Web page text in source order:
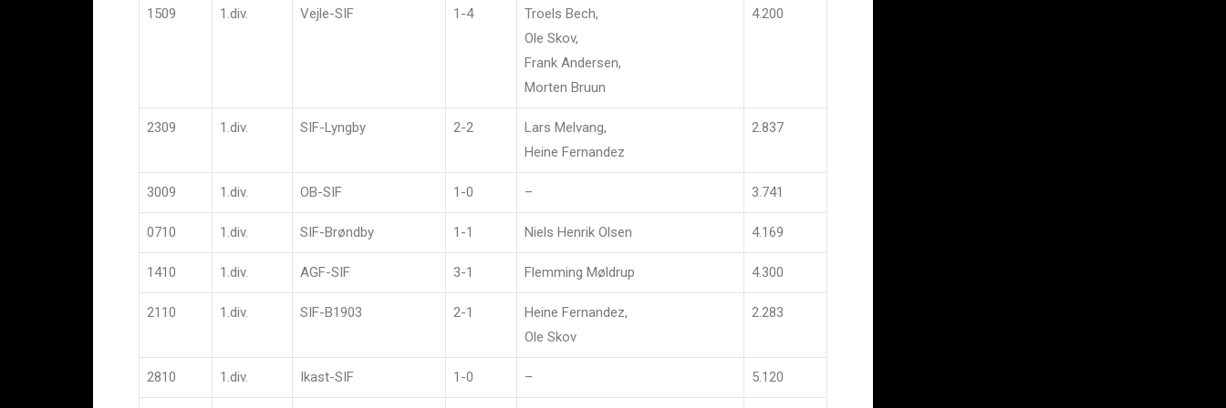
1509 1.div. Vejle-SIF 1-4
Troels Bech,
Ole Skov,
Frank Andersen,
Morten Bruun
4.200
2309 1.div. SIF-Lyngby 2-2
Lars Melvang,
Heine Fernandez
2.837
3009 1.div. OB-SIF 1-0 – 3.741
0710 1.div. SIF-Brøndby 1-1 Niels Henrik Olsen 4.169
1410 1.div. AGF-SIF 3-1 Flemming Møldrup 4.300
2110 1.div. SIF-B1903 2-1
Heine Fernandez,
Ole Skov
2.283
2810 1.div. Ikast-SIF 1-0 – 5.120